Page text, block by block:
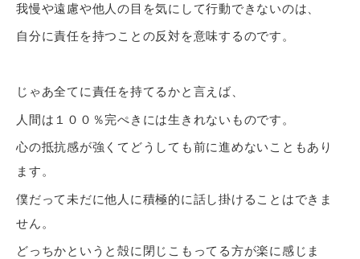
我慢や遠慮や他人の目を気にして行動できないのは、
自分に責任を持つことの反対を意味するのです。
じゃあ全てに責任を持てるかと言えば、
人間は１００％完ぺきには生きれないものです。
心の抵抗感が強くてどうしても前に進めないこともあり
ます。
僕だって未だに他人に積極的に話し掛けることはできま
せん。
どっちかというと殻に閉じこもってる方が楽に感じま